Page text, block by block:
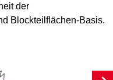
der
Blockteilflächen-Basis.